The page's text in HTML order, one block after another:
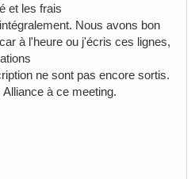
et les frais
Nous avons bon
à l'heure ou j'écris ces lignes,
ne sont pas encore sortis.
à ce meeting.